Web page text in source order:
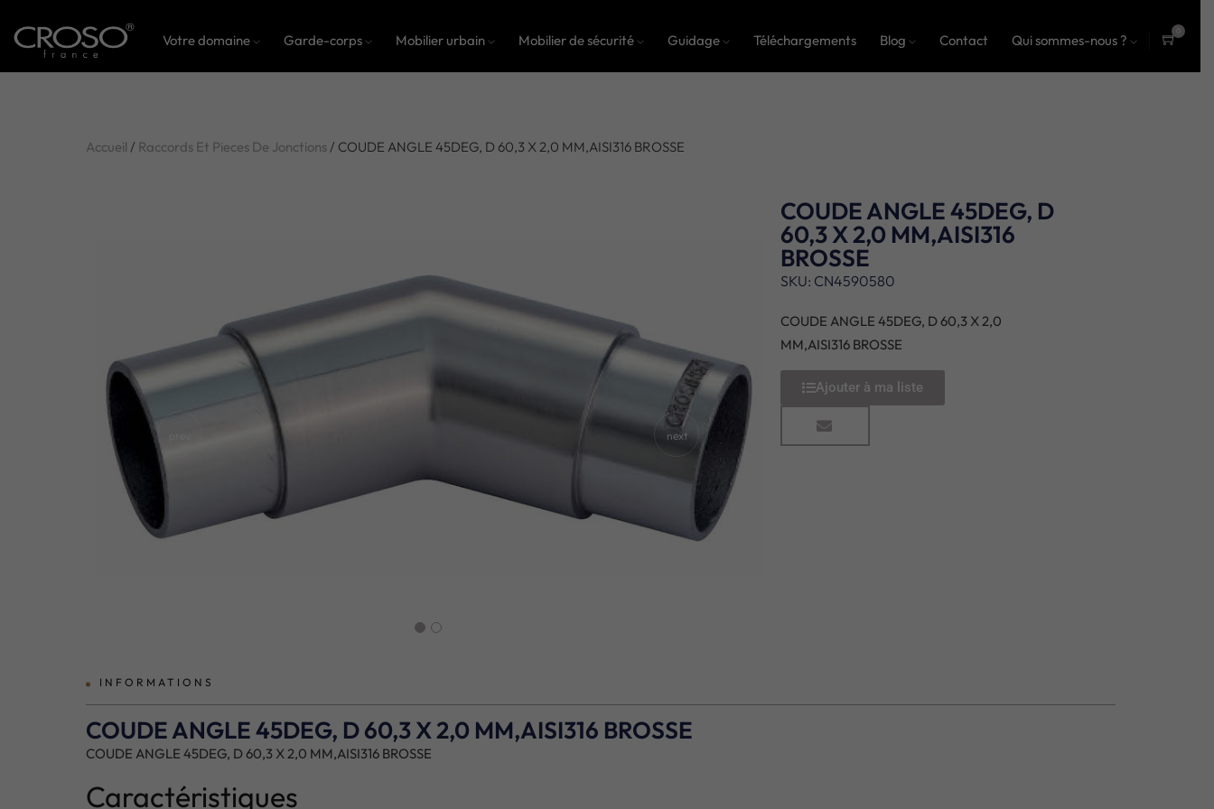
Votre domaine Garde-corps Mobilier urbain Mobilier de sécurité Guidage Téléchargements Blog Contact Qui sommes-nous ?
0
Accueil / Raccords Et Pieces De Jonctions/ COUDE ANGLE 45DEG, D 60,3 X 2,0 MM,AISI316 BROSSE
next
COUDE ANGLE 45DEG, D
60,3 X 2,0 MM,AISI316
BROSSE
SKU: CN4590580
COUDE ANGLE 45DEG, D 60,3 X 2,0
MM,AISI316 BROSSE
Ajouter à ma liste
INFORMATIONS
COUDE ANGLE 45DEG, D 60,3 X 2,0 MM,AISI316 BROSSE
COUDE ANGLE 45DEG, D 60,3 X 2,0 MM,AISI316 BROSSE
Caractéristiques